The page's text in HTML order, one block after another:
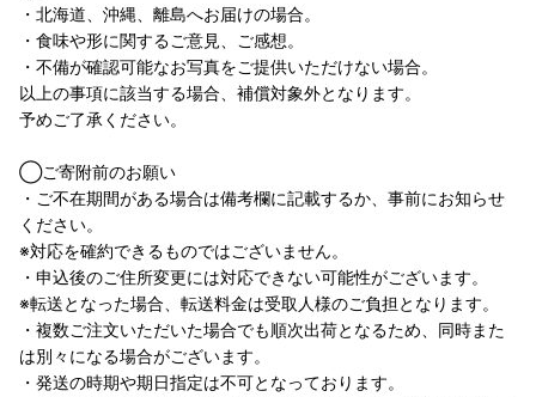
・北海道、沖縄、離島へお届けの場合。
・食味や形に関するご意見、ご感想。
・不備が確認可能なお写真をご提供いただけない場合。
以上の事項に該当する場合、補償対象外となります。
予めご了承ください。
◯ご寄附前のお願い
・ご不在期間がある場合は備考欄に記載するか、事前にお知らせ
ください。
※対応を確約できるものではございません。
・申込後のご住所変更には対応できない可能性がございます。
※転送となった場合、転送料金は受取人様のご負担となります。
・複数ご注文いただいた場合でも順次出荷となるため、同時また
は別々になる場合がございます。
・発送の時期や期日指定は不可となっております。